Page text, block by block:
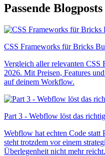
Passende Blogposts
CSS Frameworks für Bricks
Vergleich aller relevanten
2026. Mit Preisen, Features
auf deinem Workflow.
Part 3 - Webflow löst das
Webflow hat echten Code statt
steht trotzdem vor einem
Überlegenheit nicht mehr reicht.